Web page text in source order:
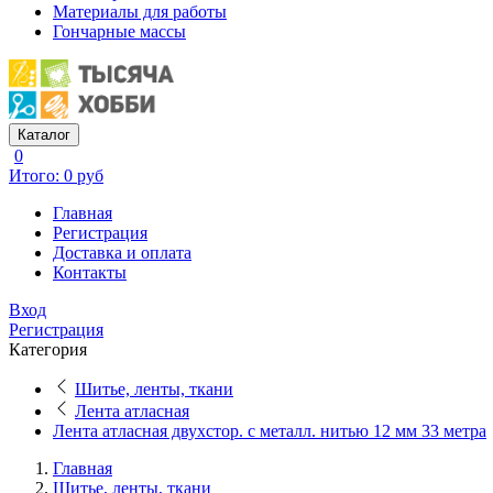
Материалы для работы
Гончарные массы
Каталог
0
Итого: 0 руб
Главная
Регистрация
Доставка и оплата
Контакты
Вход
Регистрация
Категория
Шитье, ленты, ткани
Лента атласная
Лента атласная двухстор. с металл. нитью 12 мм 33 метра
Главная
Шитье, ленты, ткани